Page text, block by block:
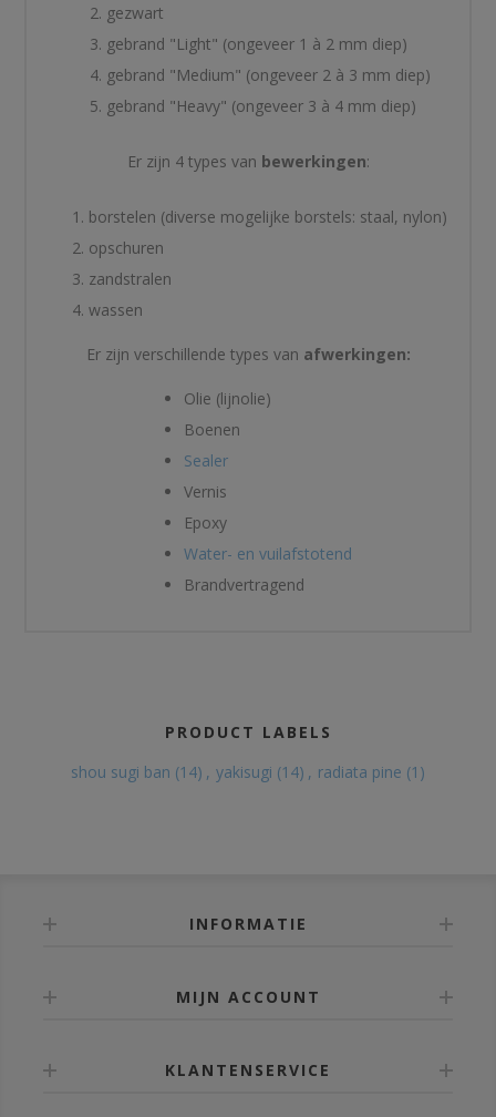
gezwart
gebrand "Light" (ongeveer 1 à 2 mm diep)
gebrand "Medium" (ongeveer 2 à 3 mm diep)
gebrand "Heavy" (ongeveer 3 à 4 mm diep)
Er zijn 4 types van bewerkingen:
borstelen (diverse mogelijke borstels: staal, nylon)
opschuren
zandstralen
wassen
Er zijn verschillende types van afwerkingen:
Olie (lijnolie)
Boenen
Sealer
Vernis
Epoxy
Water- en vuilafstotend
Brandvertragend
PRODUCT LABELS
shou sugi ban (14) , yakisugi (14) , radiata pine (1)
INFORMATIE
MIJN ACCOUNT
KLANTENSERVICE